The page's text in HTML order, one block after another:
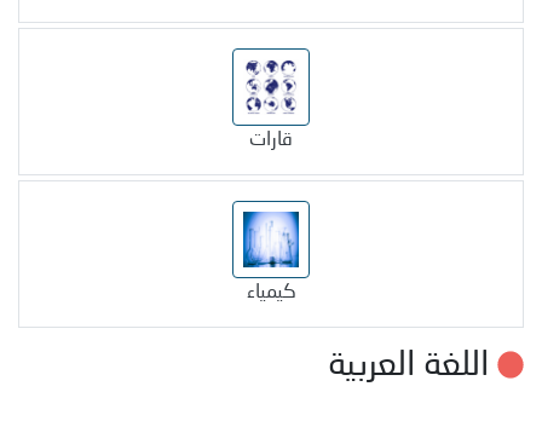
قارات
كيمياء
اللغة العربية